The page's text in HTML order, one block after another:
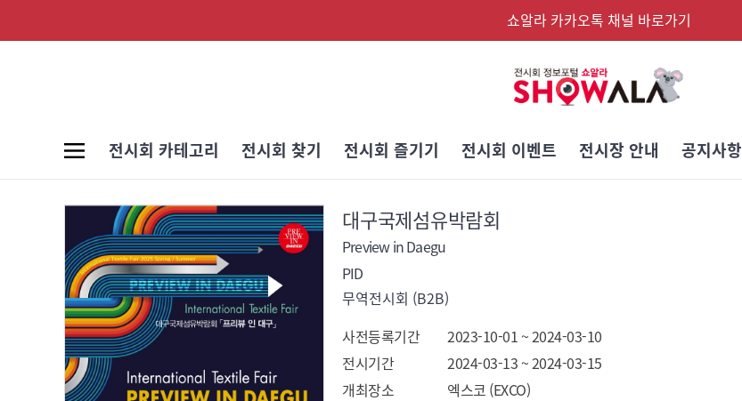
쇼알라 카카오톡 채널 바로가기
전시회 카테고리 전시회 찾기 전시회 즐기기 전시회 이벤트 전시장 안내 공지사항
대구국제섬유박람회
Preview in Daegu
PID
무역전시회 (B2B)
사전등록기간
2023-10-01 ~ 2024-03-10
전시기간
2024-03-13 ~ 2024-03-15
개최장소
엑스코 (EXCO)